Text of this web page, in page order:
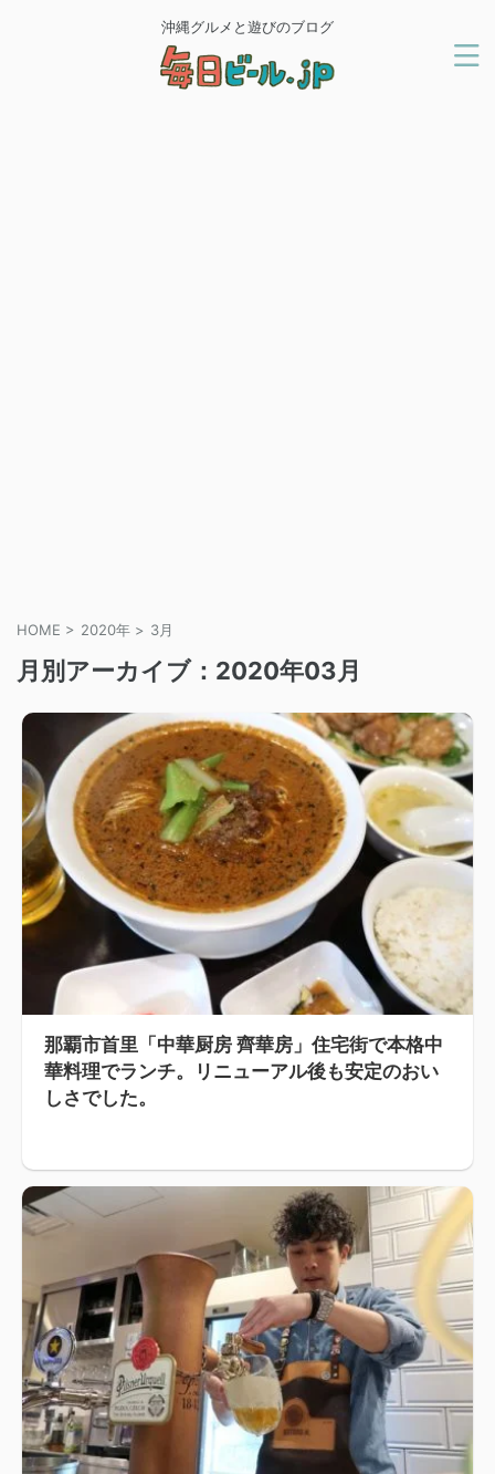
沖縄グルメと遊びのブログ
HOME > 2020年 > 3月
月別アーカイブ：2020年03月
那覇市首里「中華厨房 齊華房」住宅街で本格中
華料理でランチ。リニューアル後も安定のおい
しさでした。